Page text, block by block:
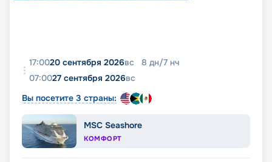
17:0020 сентября 2026вс 8 дн/7 нч
07:0027 сентября 2026вс
Вы посетите 3 страны:
MSC Seashore
КОМФОРТ